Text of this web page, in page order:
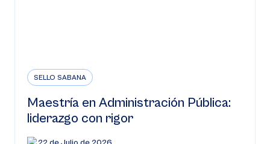
SELLO SABANA
Maestría en Administración Pública:
liderazgo con rigor